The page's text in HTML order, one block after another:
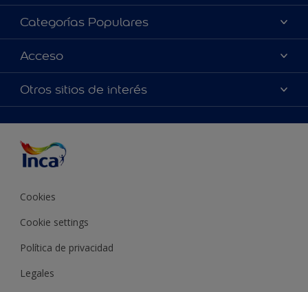
Acerca de Inca
Contactanos
Encontrá un distribuidor Inca
Categorías Populares
Colores
Productos
Inspiración
Acceso
Accesibilidad
Precisión del color
Otros sitios de interés
Cookies
Cookie settings
Política de privacidad
Legales